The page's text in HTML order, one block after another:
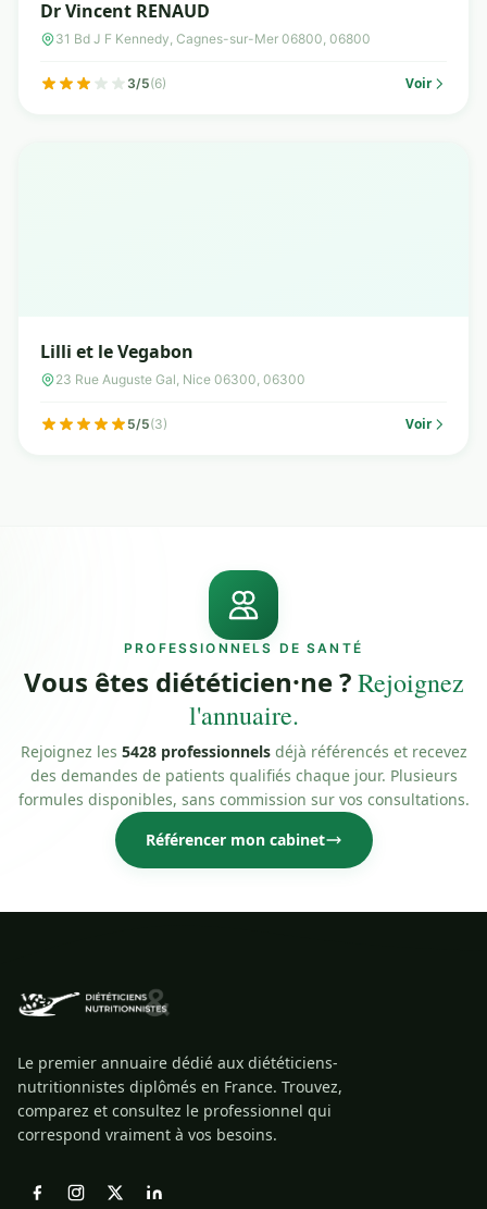
Dr Vincent RENAUD
31 Bd J F Kennedy, Cagnes-sur-Mer 06800, 06800
3/5(6) Voir
Lilli et le Vegabon
23 Rue Auguste Gal, Nice 06300, 06300
5/5(3) Voir
PROFESSIONNELS DE SANTÉ
Vous êtes diététicien·ne ?Rejoignez
l'annuaire.
Rejoignez les 5428 professionnelsdéjà référencés et recevez
des demandes de patients qualifiés chaque jour. Plusieurs
formules disponibles, sans commission sur vos consultations.
Référencer mon cabinet
Le premier annuaire dédié aux diététiciens-
nutritionnistes diplômés en France. Trouvez,
comparez et consultez le professionnel qui
correspond vraiment à vos besoins.